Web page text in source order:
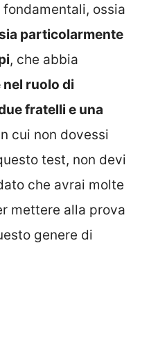
ossia
particolarmente
, che abbia
ruolo di
fratelli e una
cui non dovessi
test, non devi
che avrai molte
mettere alla prova
genere di